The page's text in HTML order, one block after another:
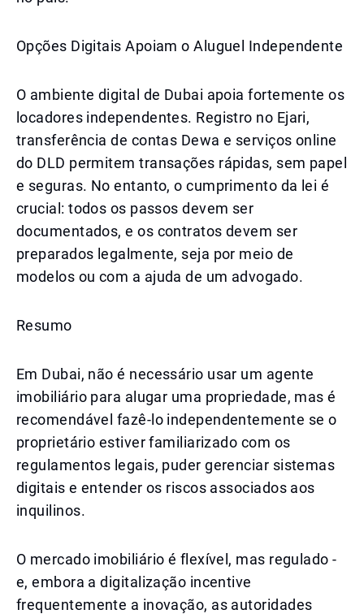
Opções Digitais Apoiam o Aluguel Independente
O ambiente digital de Dubai apoia fortemente os
locadores independentes. Registro no Ejari,
transferência de contas Dewa e serviços online
do DLD permitem transações rápidas, sem papel
e seguras. No entanto, o cumprimento da lei é
crucial: todos os passos devem ser
documentados, e os contratos devem ser
preparados legalmente, seja por meio de
modelos ou com a ajuda de um advogado.
Resumo
Em Dubai, não é necessário usar um agente
imobiliário para alugar uma propriedade, mas é
recomendável fazê-lo independentemente se o
proprietário estiver familiarizado com os
regulamentos legais, puder gerenciar sistemas
digitais e entender os riscos associados aos
inquilinos.
O mercado imobiliário é flexível, mas regulado -
e, embora a digitalização incentive
frequentemente a inovação, as autoridades